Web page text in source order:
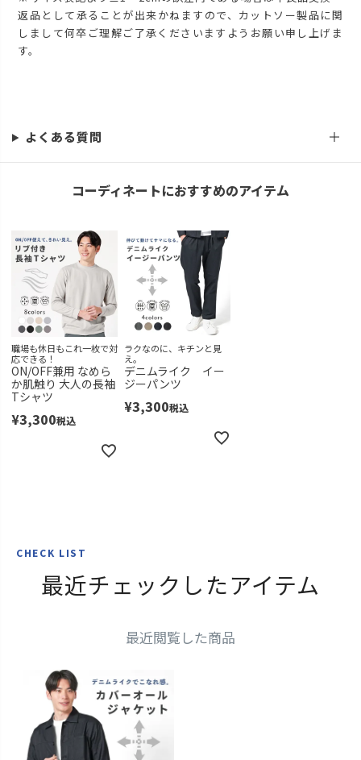
返品として承ることが出来かねますので、カットソー製品に関
しまして何卒ご理解ご了承くださいますようお願い申し上げま
す。
よくある質問
コーディネートにおすすめのアイテム
職場も休日もこれ一枚で対
応できる！
ON/OFF兼用 なめら
か肌触り 大人の長袖
Tシャツ
¥3,300税込
ラクなのに、キチンと見
え。
デニムライク イー
ジーパンツ
¥3,300税込
CHECK LIST
最近チェックしたアイテム
最近閲覧した商品